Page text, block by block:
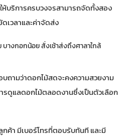
บริการครบวงจรสามารถจัดทั้งสอง
เวลาและค่าจัดส่ง
างกอกน้อย สั่งเช้าส่งถึงศาลาใกล้
ถามว่าดอกไม้สดจะคงความสวยงาม
รดูแลดอกไม้ตลอดงานซึ่งเป็นตัวเลือก
ค้า มีเบอร์โทรที่ตอบรับทันที และมี